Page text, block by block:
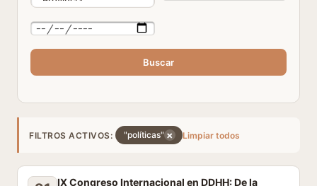
Buscar
FILTROS ACTIVOS: "políticas" × Limpiar todos
IX Congreso Internacional en DDHH: De la